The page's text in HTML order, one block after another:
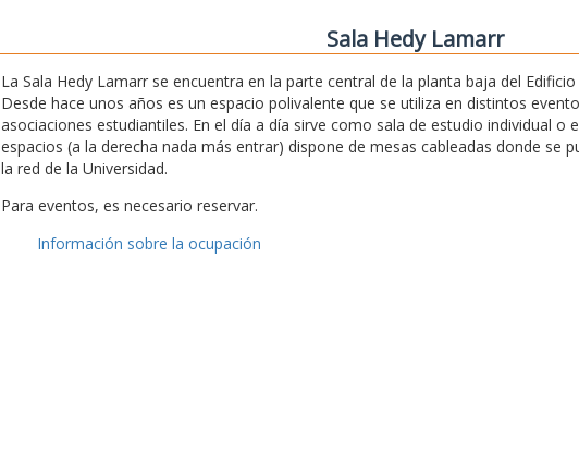
Sala Hedy Lamarr
La Sala Hedy Lamarr se encuentra en la parte central de la planta baja del
Desde hace unos años es un espacio polivalente que se utiliza en distintos
asociaciones estudiantiles. En el día a día sirve como sala de estudio individual o
espacios (a la derecha nada más entrar) dispone de mesas cableadas donde se
la red de la Universidad.
Para eventos, es necesario reservar.
Información sobre la ocupación